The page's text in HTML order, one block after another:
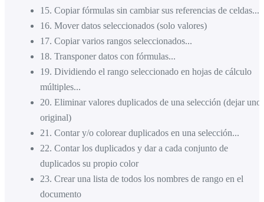
15. Copiar fórmulas sin cambiar sus referencias de celdas...
16. Mover datos seleccionados (solo valores)
17. Copiar varios rangos seleccionados...
18. Transponer datos con fórmulas...
19. Dividiendo el rango seleccionado en hojas de cálculo
múltiples...
20. Eliminar valores duplicados de una selección (dejar uno
original)
21 . Contar y/o colorear duplicados en una selección...
22. Contar los duplicados y dar a cada conjunto de
duplicados su propio color
23. Crear una lista de todos los nombres de rango en el
documento